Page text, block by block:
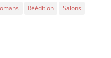
Réédition
Salons